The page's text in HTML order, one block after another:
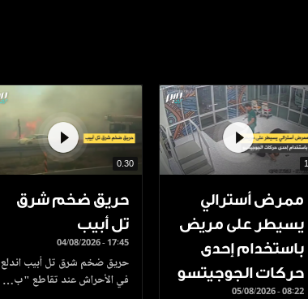
1
ممرض أسترالي
يسيطر على مريض
باستخدام إحدى
حركات الجوجيتسو
05/08/2026 - 08:22
0.30
حريق ضخم شرق
تل أبيب
04/08/2026 - 17:45
حريق ضخم شرق تل أبيب اندلع
في الأحراش عند تقاطع "ب…